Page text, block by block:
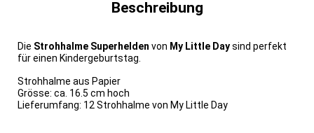
Beschreibung
Die Strohhalme Superhelden von My Little Daysind perfekt
für einen Kindergeburtstag.
Strohhalme aus Papier
Grösse: ca. 16.5 cm hoch
Lieferumfang: 12 Strohhalme von My Little Day